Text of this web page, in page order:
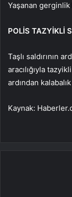
Yaşanan
POLİS TAZYİKLİ
Taşlı saldırının
aracılığıyla
ardından kalabalık
Kaynak: